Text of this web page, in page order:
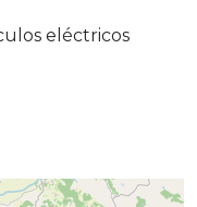
eléctricos